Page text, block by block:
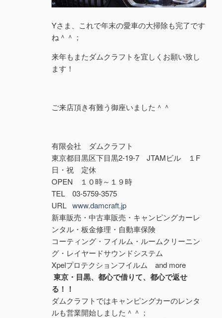
Yさま、これで年末の愛車の大掃除も完了です
ね＾＾；
来年もまたダムクラフトを宜しくお願い致し
ます！
ご来店頂き有難う御座いました＾＾
有限会社 ダムクラフト
東京都目黒区下目黒2-19-7 JTAMビル １F
日・祝 定休
OPEN １０時～１９時
TEL 03-5759-3575
URL www.damcraft.jp
新車販売・中古車販売・キャンピングカーレ
ンタル・板金修理・自動車保険
コーティング・フイルム・ルームクリーニン
グ・レイヤードサウンドシステム
Xpelプロテクションフイルム and more
東京・目黒、都心で借りて、都心で返せ
る！！
ダムクラフトではキャンピングカーのレンタ
ルも営業開始しました＾＾；